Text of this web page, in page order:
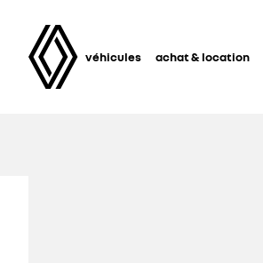
véhicules achat & location